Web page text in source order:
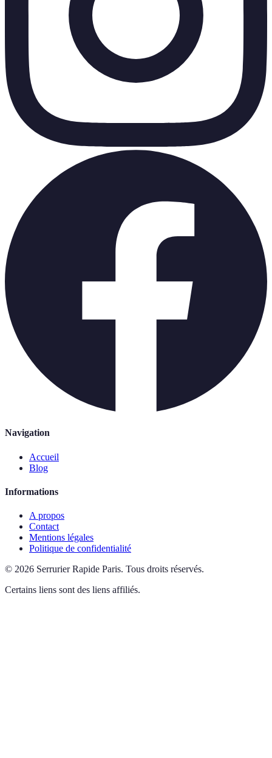
Navigation
Accueil
Blog
Informations
A propos
Contact
Mentions légales
Politique de confidentialité
© 2026 Serrurier Rapide Paris. Tous droits réservés.
Certains liens sont des liens affiliés.